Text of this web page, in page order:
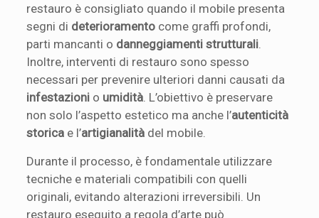
restauro è consigliato quando il mobile presenta
segni di deterioramento come graffi profondi,
parti mancanti o danneggiamenti strutturali
Inoltre, interventi di restauro sono spesso
necessari per prevenire ulteriori danni causati da
infestazioni o umidità . L’obiettivo è preservare
non solo l’aspetto estetico ma anche l’autenticità
storica e l’artigianalità del mobile.
Durante il processo, è fondamentale utilizzare
tecniche e materiali compatibili con quelli
originali, evitando alterazioni irreversibili. Un
restauro eseguito a regola d’arte può